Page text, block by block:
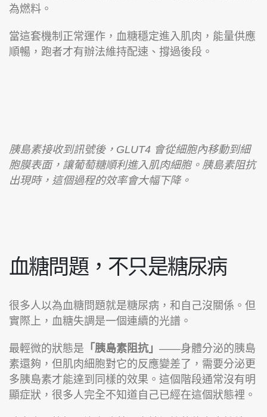
為燃料。
當這套機制正常運作，血糖穩定進入肌肉，能量供應
順暢，跑者才有辦法維持配速、撐過後段。
胰島素接收到訊號後，GLUT4 會從細胞內移動到細
胞膜表面，讓葡萄糖順利進入肌肉細胞。胰島素阻抗
出現時，這個過程的效率會大幅下降。
血糖問題，不只是糖尿病
很多人以為血糖問題就是糖尿病，和自己沒關係。但
實際上，血糖失調是一個連續的光譜。
最輕微的狀態是 「胰島素阻抗」 ——身體分泌的胰島
素還夠，但肌肉細胞對它的反應變差了，需要分泌更
多胰島素才能達到同樣的效果。這個階段通常沒有明
顯症狀，很多人完全不知道自己已經在這個狀態裡。